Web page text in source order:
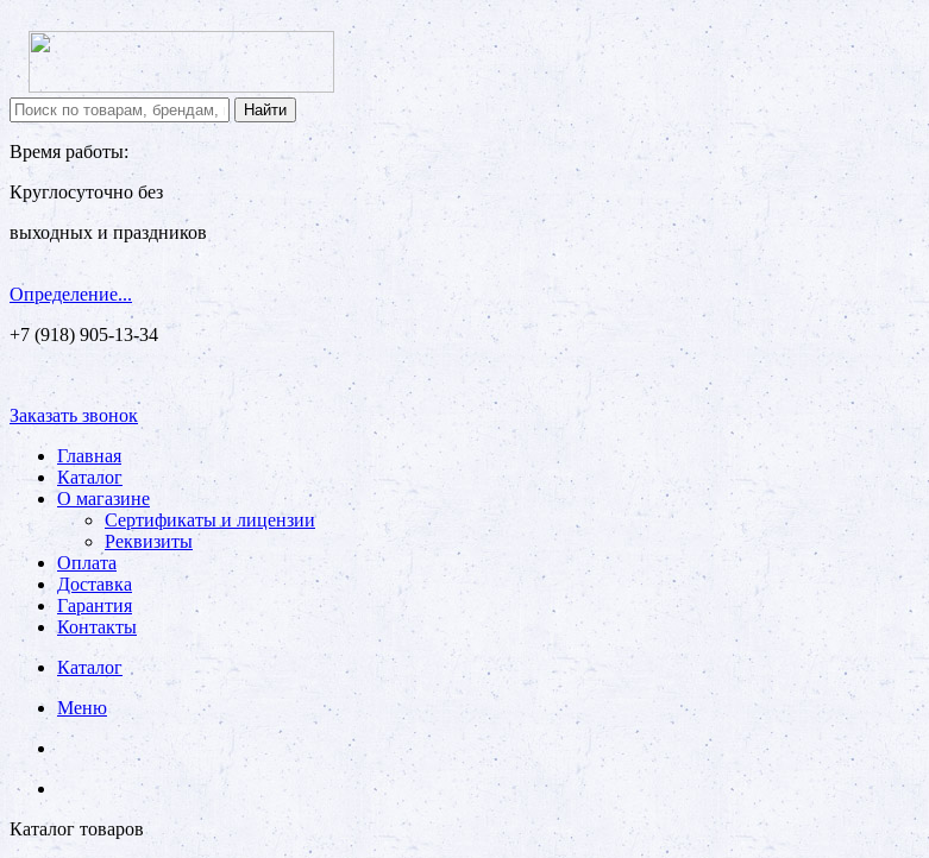
Время работы:
Круглосуточно без
выходных и праздников
Определение...
+7 (918) 905-13-34
Заказать звонок
Главная
Каталог
О магазине
Сертификаты и лицензии
Реквизиты
Оплата
Доставка
Гарантия
Контакты
Каталог
Меню
Каталог товаров